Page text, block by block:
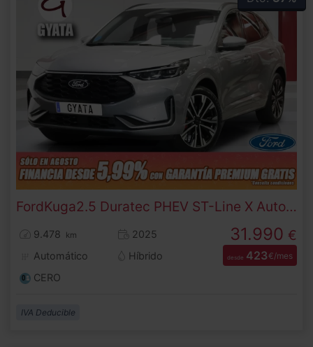
FordKuga 2.5 Duratec PHEV ST-Line X Auto 178 kW (243 CV)
9.478 km
2025
Automático
Híbrido
CERO
31.990 €
desde 423€/mes
IVA Deducible